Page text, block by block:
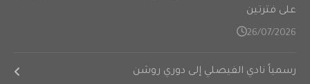
على فترتين
26/07/2026
رسمياً نادي الفيصلي إلى دوري روشن